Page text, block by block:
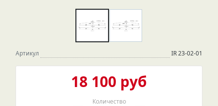
Артикул IR 23-02-01
18 100 руб
Количество